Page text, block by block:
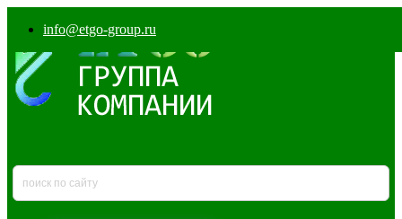
info@etgo-group.ru